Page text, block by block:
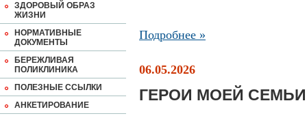
ЗДОРОВЫЙ ОБРАЗ
ЖИЗНИ
НОРМАТИВНЫЕ
ДОКУМЕНТЫ
БЕРЕЖЛИВАЯ
ПОЛИКЛИНИКА
ПОЛЕЗНЫЕ ССЫЛКИ
АНКЕТИРОВАНИЕ
Подробнее »
06.05.2026
ГЕРОИ МОЕЙ СЕМЬИ